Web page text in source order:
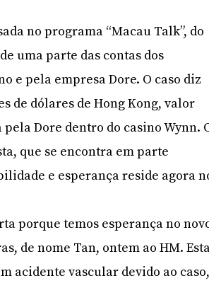
no programa “Macau Talk”, do
uma parte das contas dos
e pela empresa Dore. O caso diz
de dólares de Hong Kong, valor
Dore dentro do casino Wynn.
que se encontra em parte
e esperança reside agora
porque temos esperança no
de nome Tan, ontem ao HM.
acidente vascular devido ao caso,